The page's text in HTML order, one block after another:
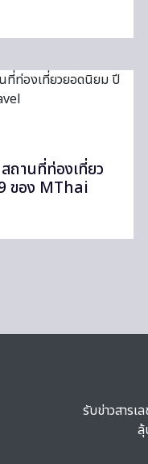
ถานที่ท่องเที่ยว
ของ MThai
รับข่าวสารเ
ลุ้